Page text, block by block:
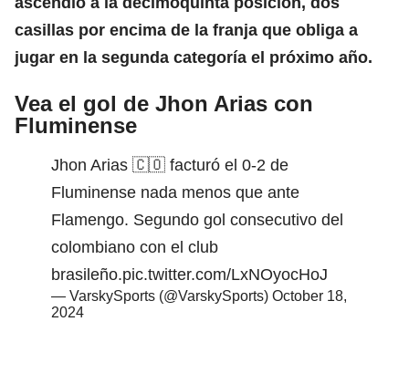
casillas por encima de la franja que obliga a
jugar en la segunda categoría el próximo año.
Vea el gol de Jhon Arias con
Fluminense
Jhon Arias 🇨🇴 facturó el 0-2 de
Fluminense nada menos que ante
Flamengo. Segundo gol consecutivo del
colombiano con el club
brasileño.pic.twitter.com/LxNOyocHoJ
— VarskySports (@VarskySports) October 18,
2024